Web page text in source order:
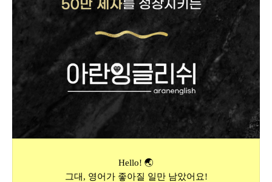
Hello! 🌏
그대, 영어가 좋아질 일만 남았어요!